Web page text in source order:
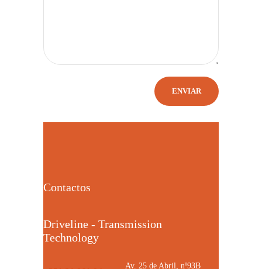
Contactos
Driveline - Transmission
Technology
Av. 25 de Abril, nº93B